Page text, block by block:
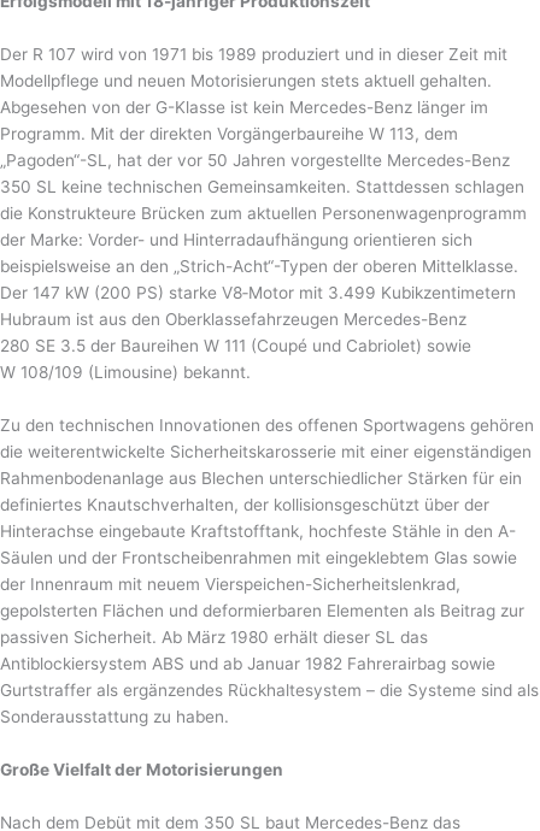
Der R 107 wird von 1971 bis 1989 produziert und in dieser Zeit mit
Modellpflege und neuen Motorisierungen stets aktuell gehalten.
Abgesehen von der G-Klasse ist kein Mercedes-Benz länger im
Programm. Mit der direkten Vorgängerbaureihe W 113, dem
„Pagoden“-SL, hat der vor 50 Jahren vorgestellte Mercedes-Benz
350 SL keine technischen Gemeinsamkeiten. Stattdessen schlagen
die Konstrukteure Brücken zum aktuellen Personenwagenprogramm
der Marke: Vorder- und Hinterradaufhängung orientieren sich
beispielsweise an den „Strich-Acht“-Typen der oberen Mittelklasse.
Der 147 kW (200 PS) starke V8‑Motor mit 3.499 Kubikzentimetern
Hubraum ist aus den Oberklassefahrzeugen Mercedes-Benz
280 SE 3.5 der Baureihen W 111 (Coupé und Cabriolet) sowie
W 108/109 (Limousine) bekannt.
Zu den technischen Innovationen des offenen Sportwagens gehören
die weiterentwickelte Sicherheitskarosserie mit einer eigenständigen
Rahmenbodenanlage aus Blechen unterschiedlicher Stärken für ein
definiertes Knautschverhalten, der kollisionsgeschützt über der
Hinterachse eingebaute Kraftstofftank, hochfeste Stähle in den A-
Säulen und der Frontscheibenrahmen mit eingeklebtem Glas sowie
der Innenraum mit neuem Vierspeichen-Sicherheitslenkrad,
gepolsterten Flächen und deformierbaren Elementen als Beitrag zur
passiven Sicherheit. Ab März 1980 erhält dieser SL das
Antiblockiersystem ABS und ab Januar 1982 Fahrerairbag sowie
Gurtstraffer als ergänzendes Rückhaltesystem – die Systeme sind als
Sonderausstattung zu haben.
Große Vielfalt der Motorisierungen
Nach dem Debüt mit dem 350 SL baut Mercedes-Benz das